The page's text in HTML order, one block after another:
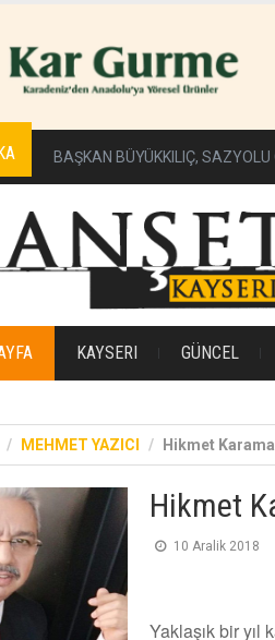
BAŞKAN BÜYÜKKILIÇ, SAZYOLU
KAYSERI GÜNCEL
MEHMET YAZICI Hikmet
Hikmet
10 Aralik 2018
Yaklaşık bir yıl